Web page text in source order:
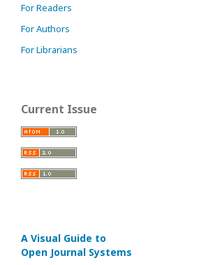
For Readers
For Authors
For Librarians
Current Issue
A Visual Guide to
Open Journal Systems